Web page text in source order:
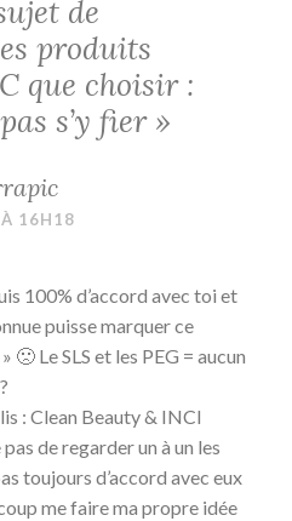
de
produits
que choisir :
s’y fier»
16H18
100% d’accord avec toi et
puisse marquer ce
🙁 Le SLS et les PEG = aucun
: Clean Beauty & INCI
de regarder un à un les
toujours d’accord avec eux
me faire ma propre idée